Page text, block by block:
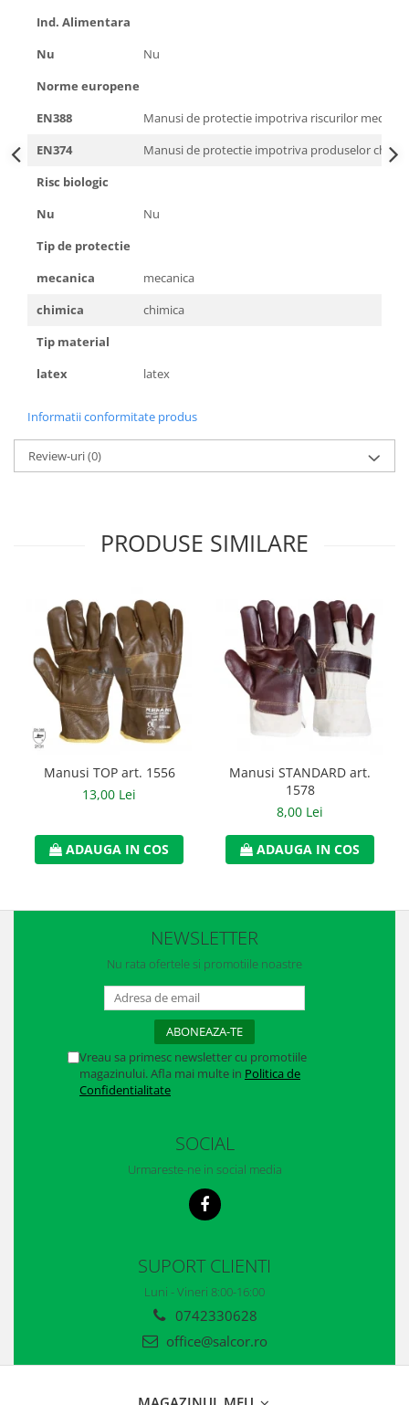
Sisteme de acces in canale
Incaltaminte
Pantofi de protectie
Sandale de protectie
Bocanci de protectie
Manusi
Manecute
Manusi fibre speciale impregnate
Manusi neopren
Manusi nitril
Manusi piele
Manusi PVC
Manusi textil
Manusi tricot impregnat
Manusi zale
Outdoor
Incaltaminte Outdoor
Protectia capului
Protectie Respiratorie
Ind. Alimentara
Nu
Nu
Norme europene
EN388
Manusi de protectie impotriva riscurilor
EN374
Manusi de protectie impotriva produselor
Risc biologic
Nu
Nu
Tip de protectie
mecanica
mecanica
chimica
chimica
Tip material
latex
latex
Informatii conformitate produs
Review-uri(0)
PRODUSE SIMILARE
Manusi TOP art. 1556
13,00 Lei
ADAUGA IN COS
Manusi STANDARD art.
1578
8,00 Lei
ADAUGA IN COS
NEWSLETTER
Nu rata ofertele si promotiile noastre
Vreau sa primesc newsletter cu promotiile
magazinului. Afla mai multe in Politica de
Confidentialitate
SOCIAL
Urmareste-ne in social media
SUPORT CLIENTI
Luni - Vineri 8:00-16:00
0742330628
office@salcor.ro